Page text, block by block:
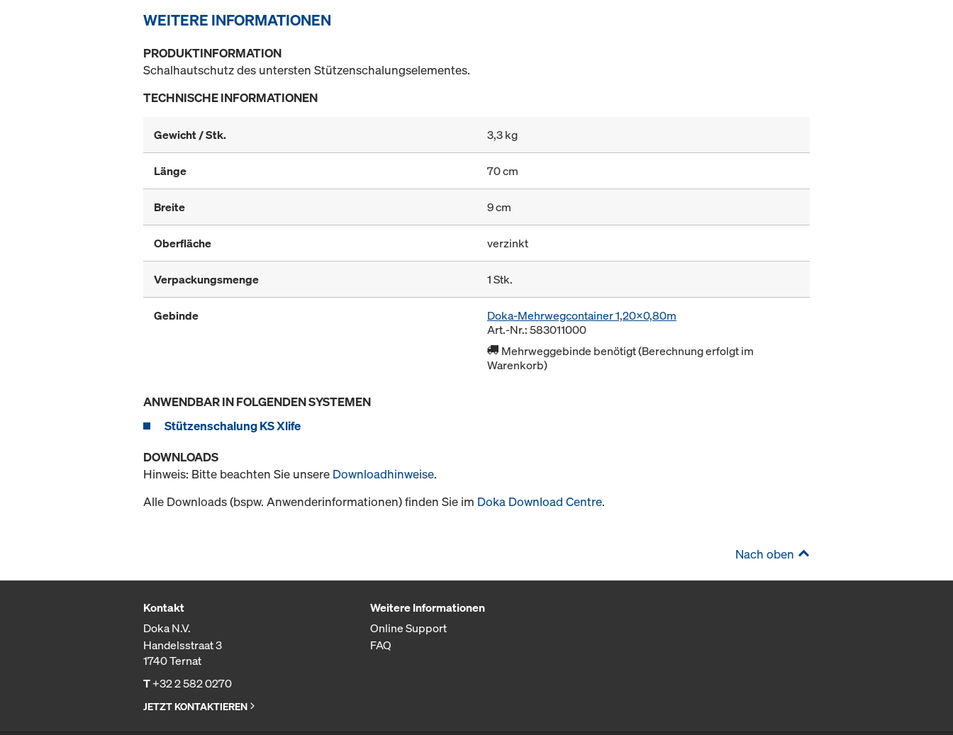
WEITERE INFORMATIONEN
PRODUKTINFORMATION
Schalhautschutz des untersten Stützenschalungselementes.
TECHNISCHE INFORMATIONEN
Gewicht / Stk. 3,3 kg
Länge 70 cm
Breite 9 cm
Oberfläche verzinkt
Verpackungsmenge 1 Stk.
Gebinde
Doka-Mehrwegcontainer 1,20x0,80m
Art.-Nr.: 583011000
Mehrweggebinde benötigt (Berechnung erfolgt im
Warenkorb)
ANWENDBAR IN FOLGENDEN SYSTEMEN
Stützenschalung KS Xlife
DOWNLOADS
Hinweis: Bitte beachten Sie unsere Downloadhinweise.
Alle Downloads (bspw. Anwenderinformationen) finden Sie im Doka Download Centre.
Nach oben
Kontakt
Doka N.V.
Handelsstraat 3
1740 Ternat
T+32 2 582 0270
JETZT KONTAKTIEREN
Weitere Informationen
Online Support
FAQ